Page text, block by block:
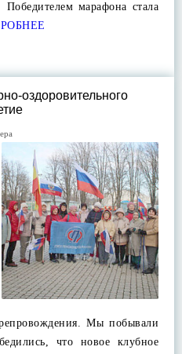
марафона стала
оздоровительного
Мы побывали
что новое клубное